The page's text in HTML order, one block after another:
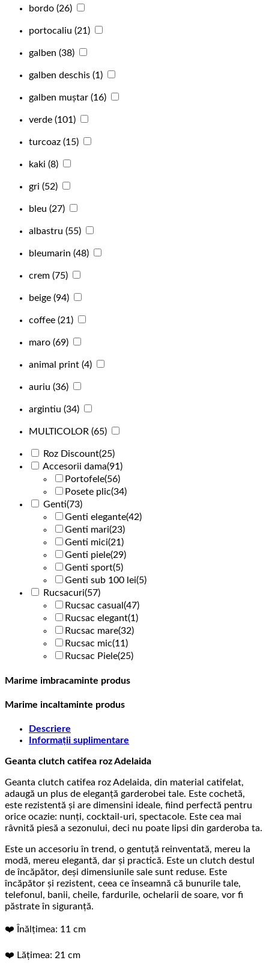
bordo (26)
portocaliu (21)
galben (38)
galben deschis (1)
galben muștar (16)
verde (101)
turcoaz (15)
kaki (8)
gri (52)
bleu (27)
albastru (55)
bleumarin (48)
crem (75)
beige (94)
coffee (21)
maro (69)
animal print (4)
auriu (36)
argintiu (34)
MULTICOLOR (65)
Roz Discount(25)
Accesorii dama(91)
Portofele(56)
Posete plic(34)
Genti(73)
Genti elegante(42)
Genti mari(23)
Genti mici(21)
Genti piele(29)
Genti sport(5)
Genti sub 100 lei(5)
Rucsacuri(57)
Rucsac casual (47)
Rucsac elegant(1)
Rucsac mare(32)
Rucsac mic(11)
Rucsac Piele(25)
Marime imbracaminte produs
Marime incaltaminte produs
Descriere
Informații suplimentare
Geanta clutch catifea roz Adelaida
Geanta clutch catifea roz Adelaida, din material catifelat,
adaugă un plus de eleganță garderobei tale. Este cochetă,
este rezistentă și are dimensini ideale, fiind perfectă pentru
orice ocazie: nunți, cocktail-uri, spectacole. Este cea mai
râvnită piesă a sezonului, deci nu poate lipsi din garderoba ta.
Este un accesoriu în trend, o gentuță reinventată, mereu la
modă, mereu elegantă, dar și practică. Este un clutch destul
de încăpător, deși dimensiunile sale sunt reduse. Este
încăpător și rezistent, ceea ce înseamnă că bunurile tale,
telefonul, banii, cheile, fardurile, ochelarii de soare, vor fi
păstrate în siguranță.
❤️ Înălțimea: 11 cm
❤️ Lățimea: 21 cm